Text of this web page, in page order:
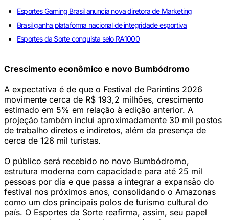
Esportes Gaming Brasil anuncia nova diretora de Marketing
Brasil ganha plataforma nacional de integridade esportiva
Esportes da Sorte conquista selo RA1000
Crescimento econômico e novo Bumbódromo
A expectativa é de que o Festival de Parintins 2026
movimente cerca de R$ 193,2 milhões, crescimento
estimado em 5% em relação à edição anterior. A
projeção também inclui aproximadamente 30 mil postos
de trabalho diretos e indiretos, além da presença de
cerca de 126 mil turistas.
O público será recebido no novo Bumbódromo,
estrutura moderna com capacidade para até 25 mil
pessoas por dia e que passa a integrar a expansão do
festival nos próximos anos, consolidando o Amazonas
como um dos principais polos de turismo cultural do
país. O Esportes da Sorte reafirma, assim, seu papel